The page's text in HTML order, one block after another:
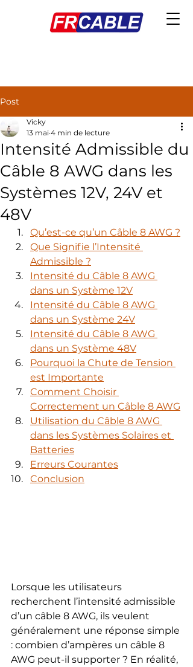
Post
Intensité Admissible du
Câble 8 AWG dans les
Systèmes 12V, 24V et
48V
Vicky
13 mai 4 min de lecture
Qu’est-ce qu’un Câble 8 AWG ?
Que Signifie l’Intensité
Admissible ?
Intensité du Câble 8 AWG
dans un Système 12V
Intensité du Câble 8 AWG
dans un Système 24V
Intensité du Câble 8 AWG
dans un Système 48V
Pourquoi la Chute de Tension
est Importante
Comment Choisir
Correctement un Câble 8 AWG
Utilisation du Câble 8 AWG
dans les Systèmes Solaires et
Batteries
Erreurs Courantes
Conclusion
Lorsque les utilisateurs
recherchent l’intensité admissible
d’un câble 8 AWG, ils veulent
généralement une réponse simple
: combien d’ampères un câble 8
AWG peut-il supporter ? En réalité,